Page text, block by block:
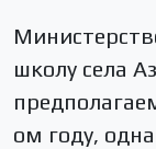
школу села
ом году,